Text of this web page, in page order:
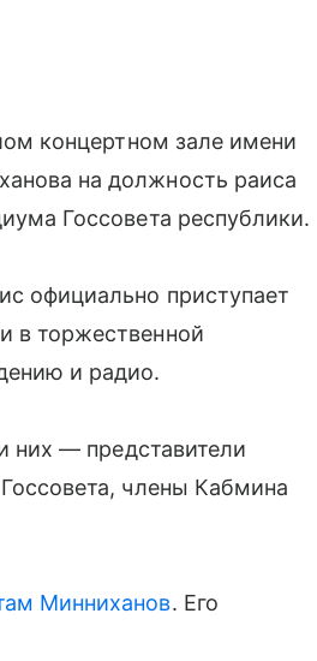
концертном зале имени
на должность раиса
Госсовета республики.
официально приступает
в торжественной
и радио.
них — представители
члены Кабмина
Минниханов. Его